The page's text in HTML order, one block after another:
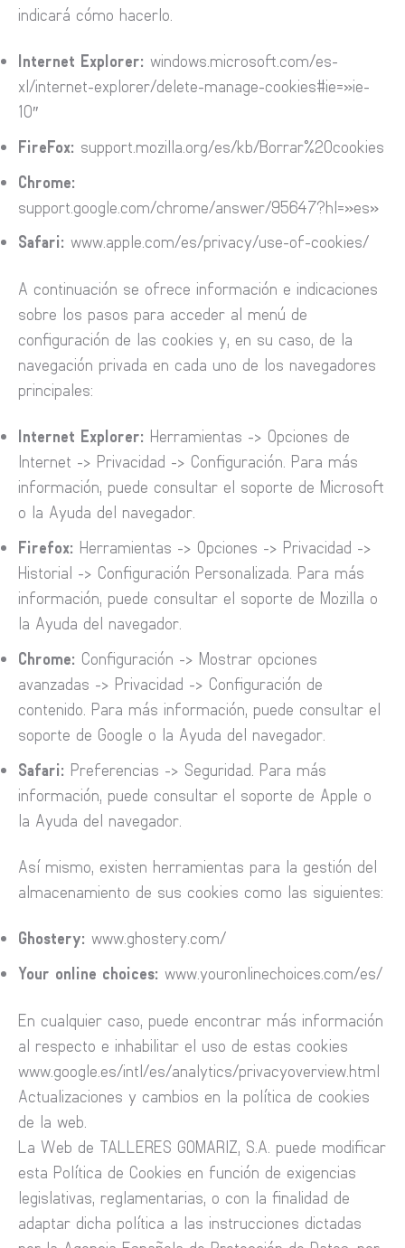
indicará cómo hacerlo.
Internet Explorer: windows.microsoft.com/es-
xl/internet-explorer/delete-manage-cookies#ie=»ie-
10″
FireFox: support.mozilla.org/es/kb/Borrar%20cookies
Chrome:
support.google.com/chrome/answer/95647?hl=»es»
Safari: www.apple.com/es/privacy/use-of-cookies/
A continuación se ofrece información e indicaciones
sobre los pasos para acceder al menú de
configuración de las cookies y, en su caso, de la
navegación privada en cada uno de los navegadores
principales:
Internet Explorer: Herramientas -> Opciones de
Internet -> Privacidad -> Configuración. Para más
información, puede consultar el soporte de Microsoft
o la Ayuda del navegador.
Firefox: Herramientas -> Opciones -> Privacidad ->
Historial -> Configuración Personalizada. Para más
información, puede consultar el soporte de Mozilla o
la Ayuda del navegador.
Chrome: Configuración -> Mostrar opciones
avanzadas -> Privacidad -> Configuración de
contenido. Para más información, puede consultar el
soporte de Google o la Ayuda del navegador.
Safari: Preferencias -> Seguridad. Para más
información, puede consultar el soporte de Apple o
la Ayuda del navegador.
Así mismo, existen herramientas para la gestión del
almacenamiento de sus cookies como las siguientes:
Ghostery: www.ghostery.com/
Your online choices: www.youronlinechoices.com/es/
En cualquier caso, puede encontrar más información
al respecto e inhabilitar el uso de estas cookies
www.google.es/intl/es/analytics/privacyoverview.html
Actualizaciones y cambios en la política de cookies
de la web.
La Web de TALLERES GOMARIZ, S.A. puede modificar
esta Política de Cookies en función de exigencias
legislativas, reglamentarias, o con la finalidad de
adaptar dicha política a las instrucciones dictadas